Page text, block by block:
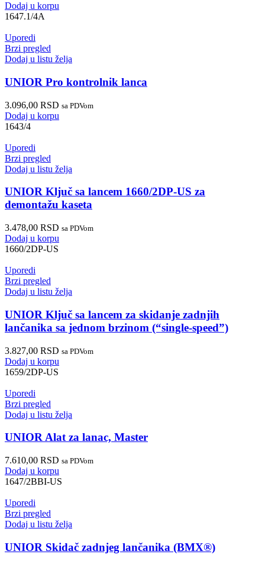
Dodaj u korpu
1647.1/4A
Uporedi
Brzi pregled
Dodaj u listu želja
UNIOR Pro kontrolnik lanca
3.096,00 RSD sa PDVom
Dodaj u korpu
1643/4
Uporedi
Brzi pregled
Dodaj u listu želja
UNIOR Ključ sa lancem 1660/2DP-US za
demontažu kaseta
3.478,00 RSD sa PDVom
Dodaj u korpu
1660/2DP-US
Uporedi
Brzi pregled
Dodaj u listu želja
UNIOR Ključ sa lancem za skidanje zadnjih
lančanika sa jednom brzinom (“single-speed”)
3.827,00 RSD sa PDVom
Dodaj u korpu
1659/2DP-US
Uporedi
Brzi pregled
Dodaj u listu želja
UNIOR Alat za lanac, Master
7.610,00 RSD sa PDVom
Dodaj u korpu
1647/2BBI-US
Uporedi
Brzi pregled
Dodaj u listu želja
UNIOR Skidač zadnjeg lančanika (BMX®)